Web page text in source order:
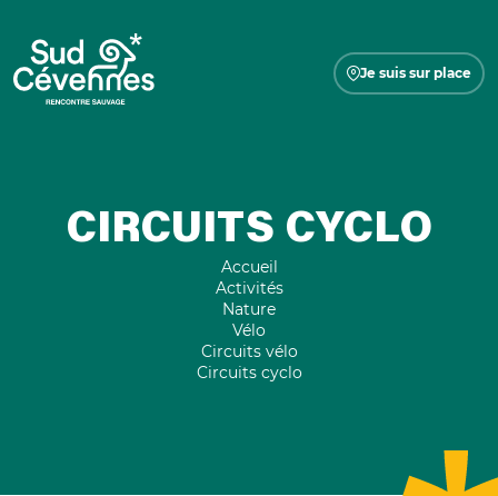
Je suis sur place
CIRCUITS CYCLO
Accueil
Activités
Nature
Vélo
Circuits vélo
Circuits cyclo